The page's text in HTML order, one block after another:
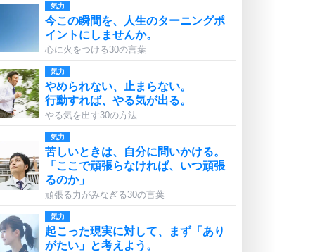
気力
今この瞬間を、人生のターニングポ
イントにしませんか。
心に火をつける30の言葉
気力
やめられない、止まらない。
行動すれば、やる気が出る。
やる気を出す30の方法
気力
苦しいときは、自分に問いかける。
「ここで頑張らなければ、いつ頑張
るのか」
頑張る力がみなぎる30の言葉
気力
起こった現実に対して、まず「あり
がたい」と考えよう。